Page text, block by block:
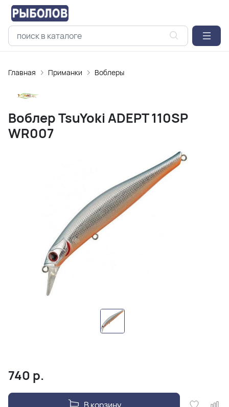
Главная Приманки Воблеры
Воблер TsuYoki ADEPT 110SP
WR007
740 р.